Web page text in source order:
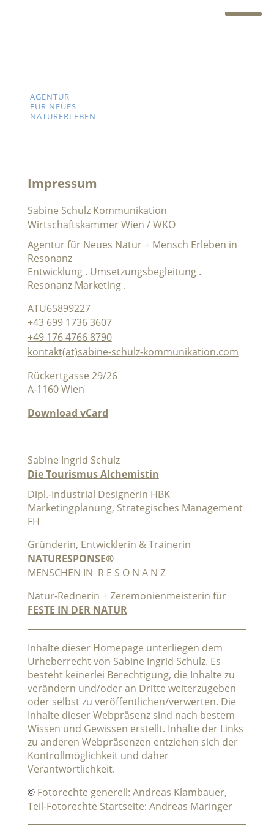
AGENTUR
FÜR NEUES
NATURERLEBEN
AGENTUR
FÜR INTERAKTIVES
NATUR+KULTURERLEBEN
AGENTUR
FÜR INTERAKTIVES
NATUR+KULTURERLEBEN
Impressum
Sabine Schulz Kommunikation
Wirtschaftskammer Wien / WKO
Agentur für Neues Natur + Mensch Erleben in
Resonanz
Entwicklung . Umsetzungsbegleitung .
Resonanz Marketing .
ATU65899227
+43 699 1736 3607
+49 176 4766 8790
kontakt(at)sabine-schulz-kommunikation.com
Rückertgasse 29/26
A-1160 Wien
Download vCard
Sabine Ingrid Schulz
Die Tourismus Alchemistin
Dipl.-Industrial Designerin HBK
Marketingplanung, Strategisches Management
FH
Gründerin, Entwicklerin & Trainerin
NATURESPONSE®
MENSCHEN IN R E S O N A N Z
Natur-Rednerin + Zeremonienmeisterin für
FESTE IN DER NATUR
Inhalte dieser Homepage unterliegen dem
Urheberrecht von Sabine Ingrid Schulz. Es
besteht keinerlei Berechtigung, die Inhalte zu
verändern und/oder an Dritte weiterzugeben
oder selbst zu veröffentlichen/verwerten. Die
Inhalte dieser Webpräsenz sind nach bestem
Wissen und Gewissen erstellt. Inhalte der Links
zu anderen Webpräsenzen entziehen sich der
Kontrollmöglichkeit und daher
Verantwortlichkeit.
©Fotorechte generell: Andreas Klambauer,
Teil-Fotorechte Startseite: Andreas Maringer